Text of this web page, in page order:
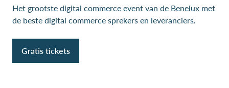
Het grootste digital commerce event van de Benelux met
de beste digital commerce sprekers en leveranciers.
Gratis tickets